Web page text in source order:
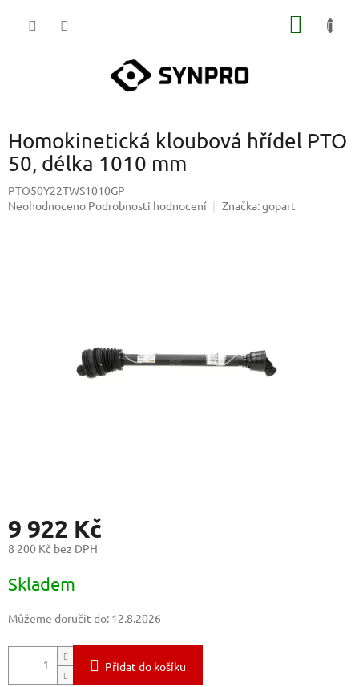
Homokinetická kloubová hřídel PTO
50, délka 1010 mm
PTO50Y22TWS1010GP
Průměrné
Neohodnoceno Podrobnosti hodnocení Značka:gopart
9 922 Kč
8 200 Kč bez DPH
cena:
Skladem
Můžeme doručit do: 12.8.2026
Přidat do košíku